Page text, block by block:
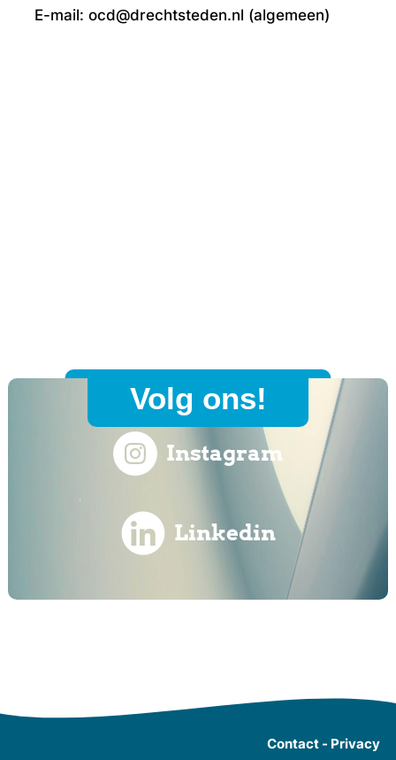
E-mail: ocd@drechtsteden.nl (algemeen)
Volg ons!
Instagram
Linkedin
Contact - Privacy